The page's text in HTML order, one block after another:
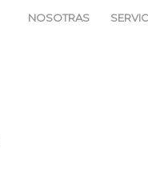
NOSOTRAS